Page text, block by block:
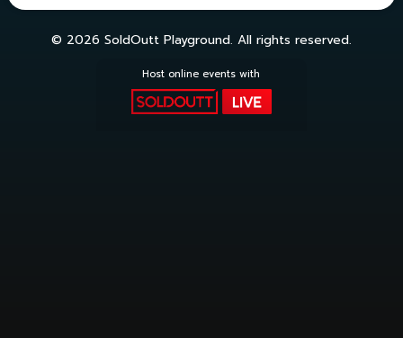
© 2026 SoldOutt Playground. All rights reserved.
Host online events with